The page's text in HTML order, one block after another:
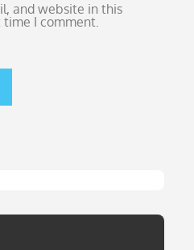
and website in this
I comment.